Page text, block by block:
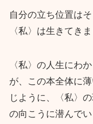
自分の立ち位置は
〈私〉は生きてきま
〈私〉の人生にわ
が、この本全体に
じように、〈私〉
の向こうに潜んでい